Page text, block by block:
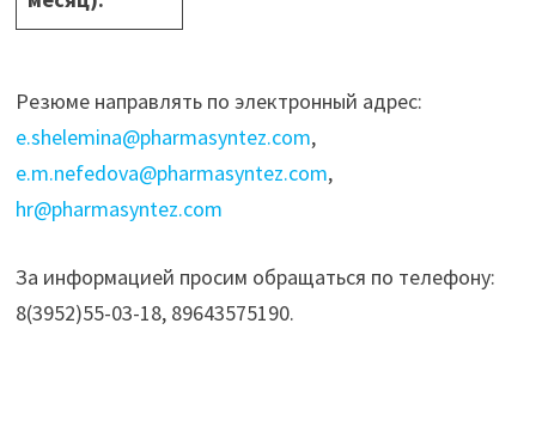
Резюме направлять по электронный адрес:
e.shelemina@pharmasyntez.com,
e.m.nefedova@pharmasyntez.com,
hr@pharmasyntez.com
За информацией просим обращаться по телефону:
8(3952)55-03-18, 89643575190.